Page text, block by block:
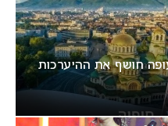
חושף את ההיערכות